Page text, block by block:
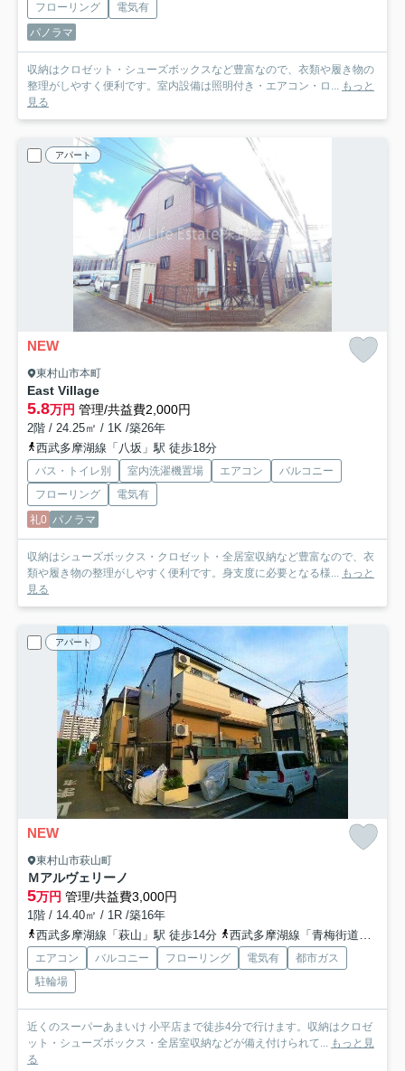
フローリング
電気有
パノラマ
収納はクロゼット・シューズボックスなど豊富なので、衣類や履き物の
整理がしやすく便利です。室内設備は照明付き・エアコン・ロ... もっと
見る
アパート
NEW
東村山市本町
East Village
5.8万円 管理/共益費2,000円
2階 / 24.25㎡ / 1K /築26年
西武多摩湖線「八坂」駅 徒歩18分
バス・トイレ別 室内洗濯機置場 エアコン
バルコニー
フローリング
電気有
礼0 パノラマ
収納はシューズボックス・クロゼット・全居室収納など豊富なので、衣
類や履き物の整理がしやすく便利です。身支度に必要となる様... もっと
見る
アパート
NEW
東村山市萩山町
Ｍアルヴェリーノ
5万円 管理/共益費3,000円
1階 / 14.40㎡ / 1R /築16年
西武多摩湖線「萩山」駅 徒歩14分
西武多摩湖線「青梅街道」駅 徒歩17分
エアコン バルコニー フローリング 電気有
都市ガス
駐輪場
近くのスーパーあまいけ 小平店まで徒歩4分で行けます。収納はクロゼ
ット・シューズボックス・全居室収納などが備え付けられて... もっと見
る